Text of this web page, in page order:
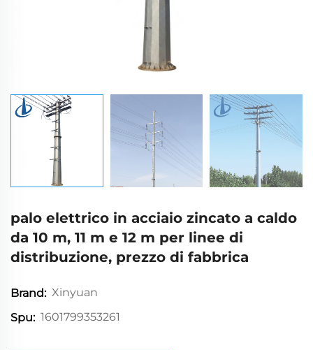
palo elettrico in acciaio zincato a caldo
da 10 m, 11 m e 12 m per linee di
distribuzione, prezzo di fabbrica
Brand: Xinyuan
Spu: 1601799353261